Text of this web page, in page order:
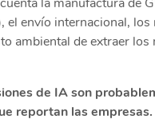
el envío internacional, los
ambiental de extraer los
de IA son
reportan las empresas.